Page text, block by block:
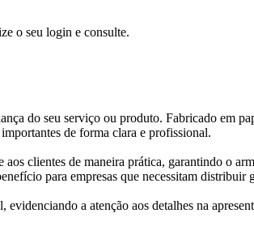
o seu login e consulte.
do seu serviço ou produto. Fabricado em
de forma clara e profissional.
clientes de maneira prática, garantindo o
para empresas que necessitam distribuir
a atenção aos detalhes na